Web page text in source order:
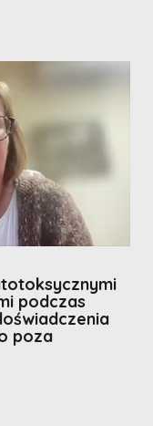
podczas
poza